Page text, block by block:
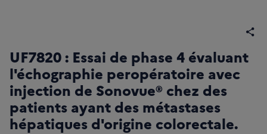
UF7820 : Essai de phase 4 évaluant
l'échographie peropératoire avec
injection de Sonovue® chez des
patients ayant des métastases
hépatiques d'origine colorectale.